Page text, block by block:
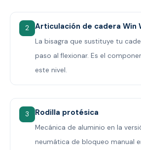
2 Articulación de cadera Win
La bisagra que sustituye tu
paso al flexionar. Es el
este nivel.
3 Rodilla protésica
Mecánica de aluminio en la
neumática de bloqueo manual